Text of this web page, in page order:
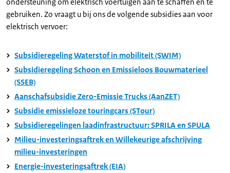
gebruiken. Zo vraagt u bij ons de volgende subsidies aan voor
elektrisch vervoer:
Subsidieregeling Waterstof in mobiliteit (SWIM)
Subsidieregeling Schoon en Emissieloos Bouwmaterieel
(SSEB)
Aanschafsubsidie Zero-Emissie Trucks (AanZET)
Subsidie emissieloze touringcars (STour)
Subsidieregelingen laadinfrastructuur: SPRILA en SPULA
Milieu-investeringsaftrek en Willekeurige afschrijving
milieu-investeringen
Energie-investeringsaftrek (EIA)